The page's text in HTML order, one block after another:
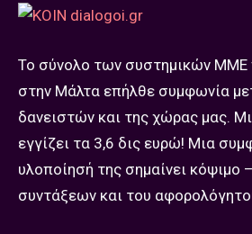
Το σύνολο των συστημικών ΜΜΕ
στην Μάλτα επήλθε συμφωνία
δανειστών και της χώρας μας.
εγγίζει τα 3,6 δις ευρώ! Μια
υλοποίησή της σημαίνει κόψιμο
συντάξεων και του